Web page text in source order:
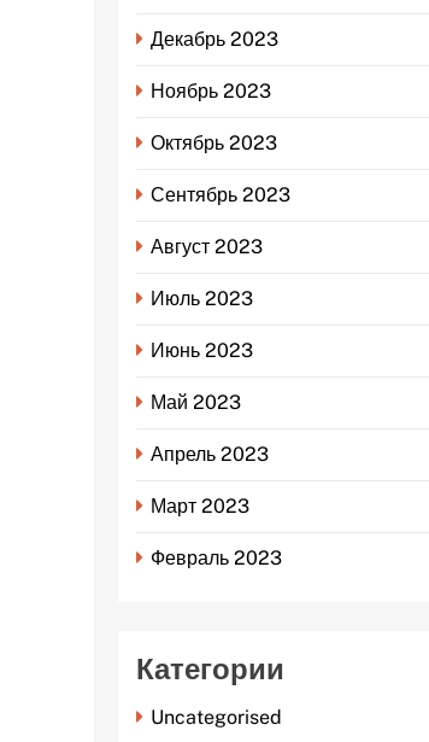
Декабрь 2023
Ноябрь 2023
Октябрь 2023
Сентябрь 2023
Август 2023
Июль 2023
Июнь 2023
Май 2023
Апрель 2023
Март 2023
Февраль 2023
Категории
Uncategorised